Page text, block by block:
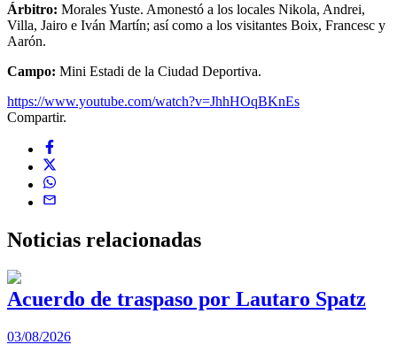
Árbitro: Morales Yuste. Amonestó a los locales Nikola, Andrei,
Villa, Jairo e Iván Martín; así como a los visitantes Boix, Francesc y
Aarón.
Campo: Mini Estadi de la Ciudad Deportiva.
https://www.youtube.com/watch?v=JhhHOqBKnEs
Compartir.
Noticias relacionadas
Acuerdo de traspaso por Lautaro Spatz
03/08/2026